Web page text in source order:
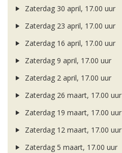
Zaterdag 30 april, 17.00 uur
Zaterdag 23 april, 17.00 uur
Zaterdag 16 april, 17.00 uur
Zaterdag 9 april, 17.00 uur
Zaterdag 2 april, 17.00 uur
Zaterdag 26 maart, 17.00 uur
Zaterdag 19 maart, 17.00 uur
Zaterdag 12 maart, 17.00 uur
Zaterdag 5 maart, 17.00 uur